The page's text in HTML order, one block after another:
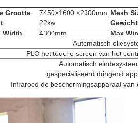
Grootte
7450×1600 ×2300mm Mesh
22kw Gewicht
Width
4300mm Max
Automatisch
PLC het touche screen van het
Automatisch
gespecialiseerd dringend
Infrarood de beschermingsapparaat van